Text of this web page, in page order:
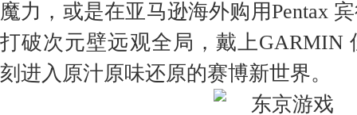
魔力，或是在亚马逊海外购用Pentax
打破次元壁远观全局，戴上GARMIN
刻进入原汁原味还原的赛博新世界。